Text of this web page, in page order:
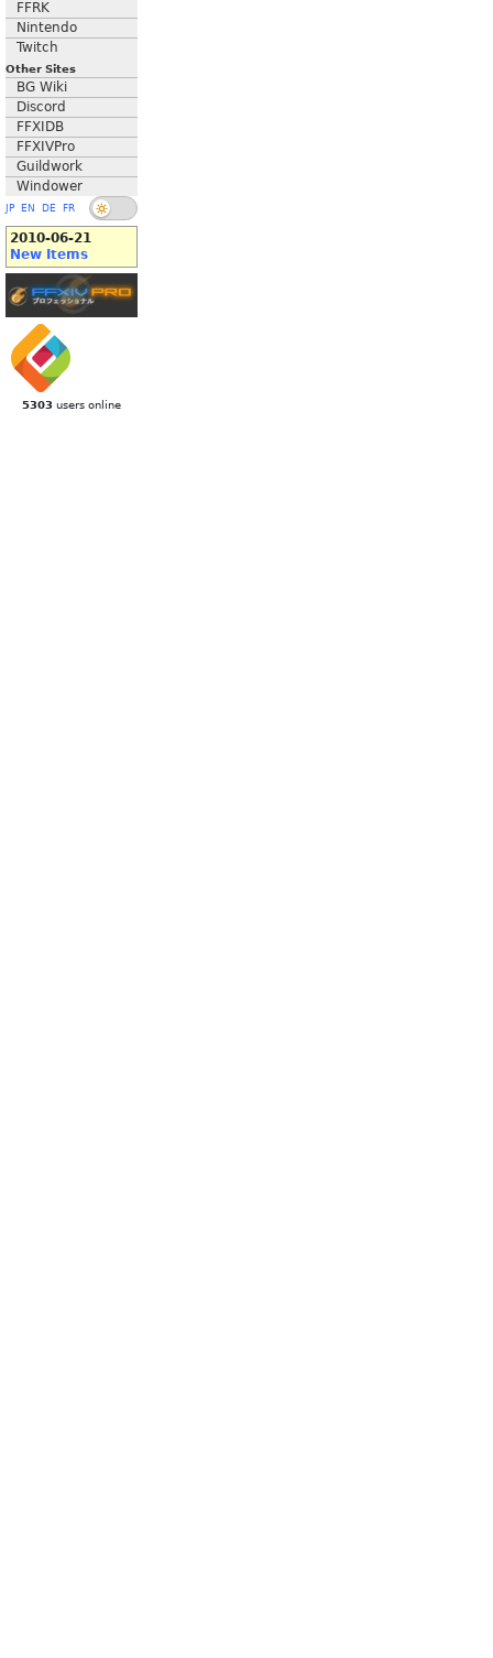
FFRK
Nintendo
Twitch
Other Sites
BG Wiki
Discord
FFXIDB
FFXIVPro
Guildwork
Windower
JP EN DE FR
2010-06-21
New Items
5303 users online